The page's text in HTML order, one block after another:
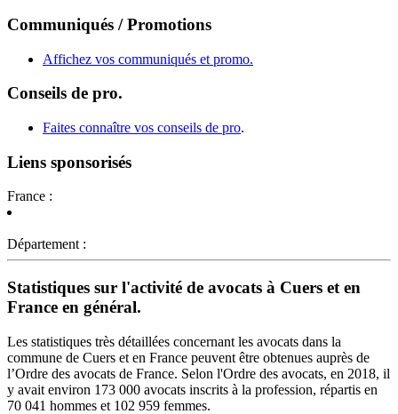
Communiqués / Promotions
Affichez vos communiqués et promo.
Conseils de pro.
Faites connaître vos conseils de pro.
Liens sponsorisés
France :
Département :
Statistiques sur l'activité de avocats à Cuers et en
France en général.
Les statistiques très détaillées concernant les avocats dans la
commune de Cuers et en France peuvent être obtenues auprès de
l’Ordre des avocats de France. Selon l'Ordre des avocats, en 2018, il
y avait environ 173 000 avocats inscrits à la profession, répartis en
70 041 hommes et 102 959 femmes.